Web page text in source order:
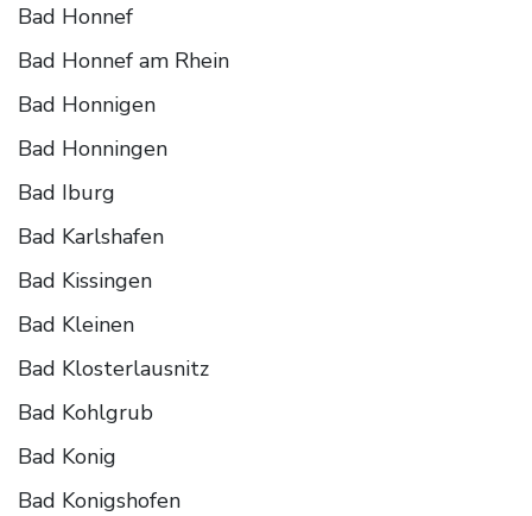
Bad Honnef
Bad Honnef am Rhein
Bad Honnigen
Bad Honningen
Bad Iburg
Bad Karlshafen
Bad Kissingen
Bad Kleinen
Bad Klosterlausnitz
Bad Kohlgrub
Bad Konig
Bad Konigshofen